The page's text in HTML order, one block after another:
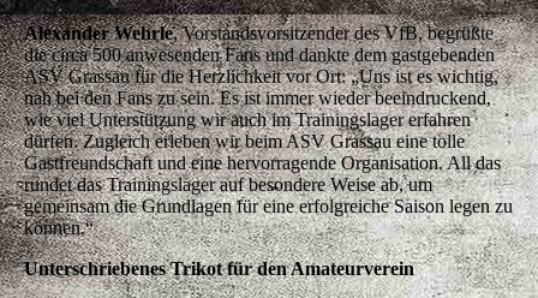
Alexander Wehrle, Vorstandsvorsitzender des VfB, begrüßte
die circa 500 anwesenden Fans und dankte dem gastgebenden
ASV Grassau für die Herzlichkeit vor Ort: „Uns ist es wichtig,
nah bei den Fans zu sein. Es ist immer wieder beeindruckend,
wie viel Unterstützung wir auch im Trainingslager erfahren
dürfen. Zugleich erleben wir beim ASV Grassau eine tolle
Gastfreundschaft und eine hervorragende Organisation. All das
rundet das Trainingslager auf besondere Weise ab, um
gemeinsam die Grundlagen für eine erfolgreiche Saison legen zu
können.“
Unterschriebenes Trikot für den Amateurverein